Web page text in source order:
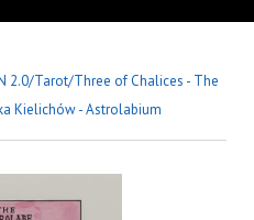
2.0/Tarot/Three of Chalices - The
Kielichów - Astrolabium